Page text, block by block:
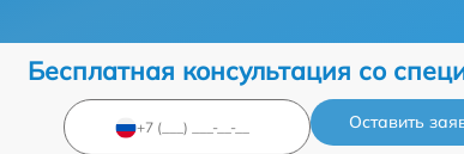
Бесплатная консультация со
Оставить